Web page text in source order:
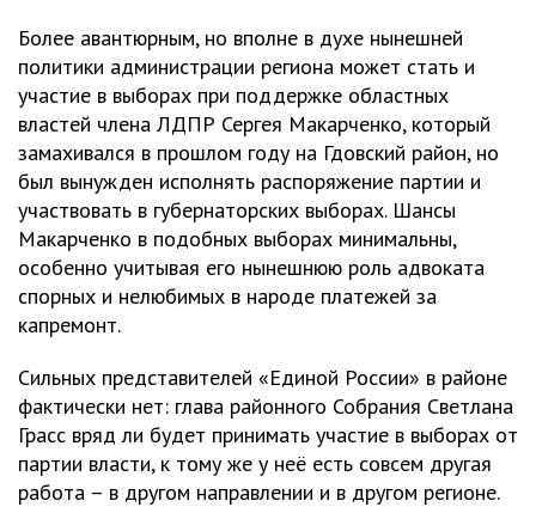
Более авантюрным, но вполне в духе нынешней
политики администрации региона может стать и
участие в выборах при поддержке областных
властей члена ЛДПР Сергея Макарченко, который
замахивался в прошлом году на Гдовский район, но
был вынужден исполнять распоряжение партии и
участвовать в губернаторских выборах. Шансы
Макарченко в подобных выборах минимальны,
особенно учитывая его нынешнюю роль адвоката
спорных и нелюбимых в народе платежей за
капремонт.
Сильных представителей «Единой России» в районе
фактически нет: глава районного Собрания Светлана
Грасс вряд ли будет принимать участие в выборах от
партии власти, к тому же у неё есть совсем другая
работа – в другом направлении и в другом регионе.